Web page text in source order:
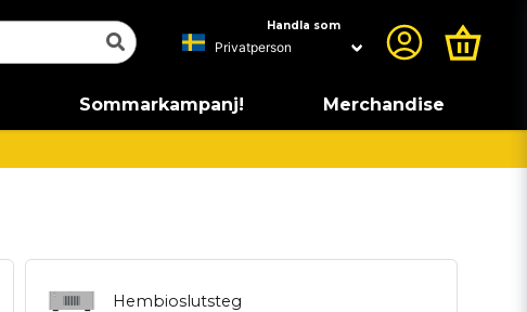
Handla som
Sommarkampanj! Merchandise
Hembioslutsteg